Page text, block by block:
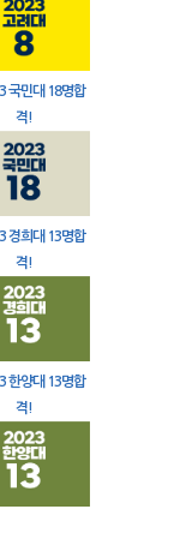
국민대 18명합
격!
경희대 13명합
격!
한양대 13명합
격!